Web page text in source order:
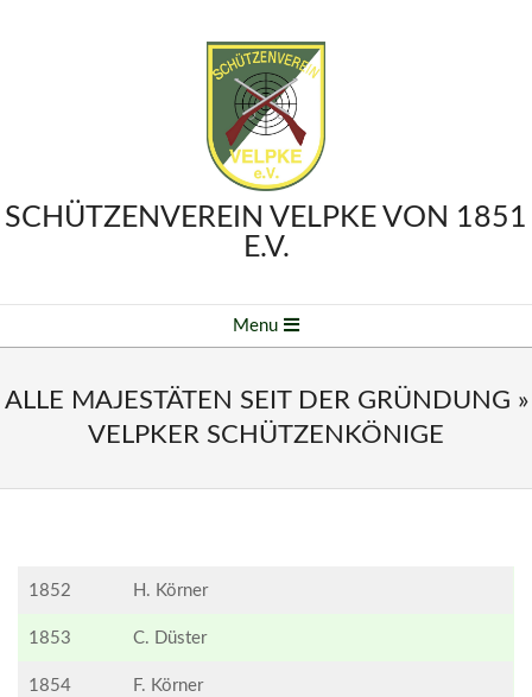
SCHÜTZENVEREIN VELPKE VON 1851
E.V.
Navigation
Menu
ALLE MAJESTÄTEN SEIT DER GRÜNDUNG »
VELPKER SCHÜTZENKÖNIGE
1852 H. Körner
1853 C. Düster
1854 F. Körner